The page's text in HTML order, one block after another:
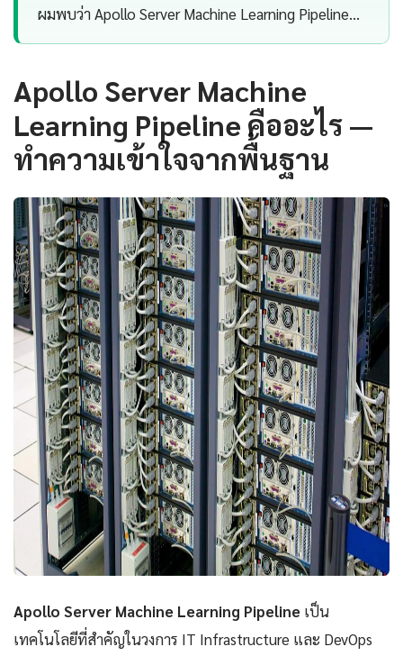
ผมพบว่า Apollo Server Machine Learning Pipeline…
Apollo Server Machine
Learning Pipeline คืออะไร —
ทำความเข้าใจจากพื้นฐาน
Apollo Server Machine Learning Pipeline เป็น
เทคโนโลยีที่สำคัญในวงการ IT Infrastructure และ DevOps